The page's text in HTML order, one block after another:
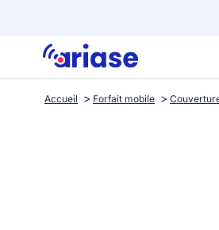
Accueil Forfait mobile